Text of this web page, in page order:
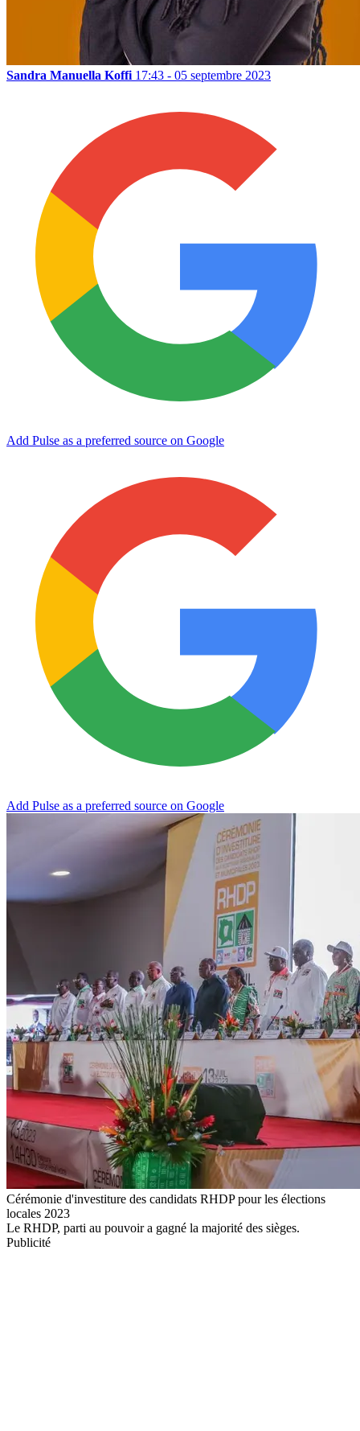
Sandra Manuella Koffi 17:43 - 05 septembre 2023
Add Pulse as a preferred source on Google
Add Pulse as a preferred source on Google
Cérémonie d'investiture des candidats RHDP pour les élections
locales 2023
Le RHDP, parti au pouvoir a gagné la majorité des sièges.
Publicité